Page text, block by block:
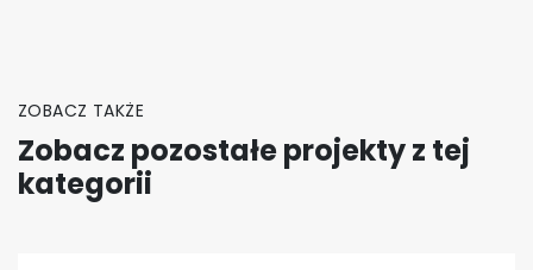
ZOBACZ TAKŻE
Zobacz pozostałe projekty z tej
kategorii